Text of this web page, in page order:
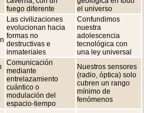
fuego diferente
el universo
Las civilizaciones
evolucionan hacia
formas no
destructivas e
inmateriales
Confundimos
nuestra
adolescencia
tecnológica con
una ley universal
Comunicación
mediante
entrelazamiento
cuántico o
modulación del
espacio-tiempo
Nuestros sensores
(radio, óptica) solo
cubren un rango
mínimo de
fenómenos